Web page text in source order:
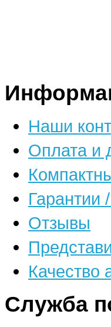
Наши
Оплата и
Гарантии
Отзывы
Качество
Служба